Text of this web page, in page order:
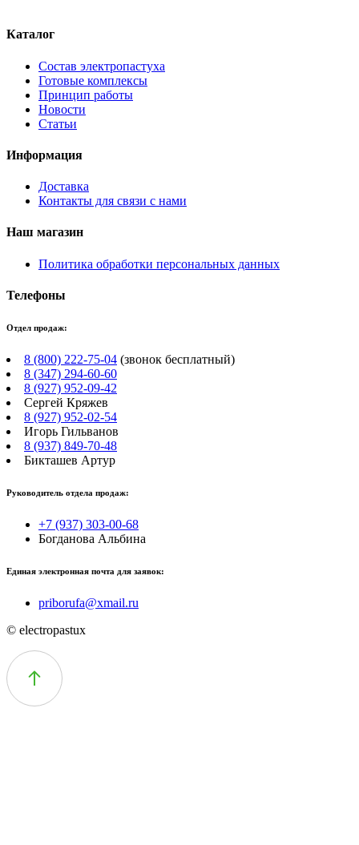
Каталог
Состав электропастуха
Готовые комплексы
Принцип работы
Новости
Статьи
Информация
Доставка
Контакты для связи с нами
Наш магазин
Политика обработки персональных данных
Телефоны
Отдел продаж:
8 (800) 222-75-04 (звонок бесплатный)
8 (347) 294-60-60
8 (927) 952-09-42
Сергей Кряжев
8 (927) 952-02-54
Игорь Гильванов
8 (937) 849-70-48
Бикташев Артур
Руководитель отдела продаж:
+7 (937) 303-00-68
Богданова Альбина
Единая электронная почта для заявок:
priborufa@xmail.ru
© electropastux